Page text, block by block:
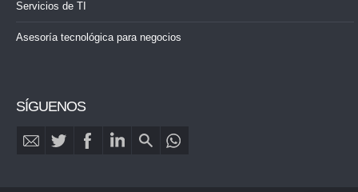
Servicios de TI
Asesoría tecnológica para negocios
SÍGUENOS